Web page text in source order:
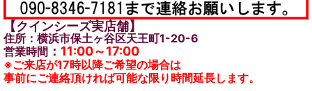
【クインシーズ実店舗】
住所：横浜市保土ヶ谷区天王町1-20-6
営業時間 ： 11:00～17:00
※ご来店が17時以降ご希望の場合は
事前にご連絡頂ければ可能な限り時間延長します。